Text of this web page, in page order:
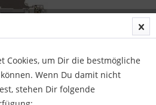
Cookies, um Dir die bestmögliche
Wenn Du damit nicht
stehen Dir folgende